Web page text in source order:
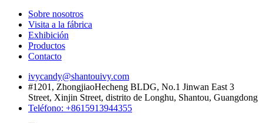
Sobre nosotros
Visita a la fábrica
Exhibición
Productos
Contacto
ivycandy@shantouivy.com
#1201, ZhongjiaoHecheng BLDG, No.1 Jinwan East 3
Street, Xinjin Street, distrito de Longhu, Shantou, Guangdong
Teléfono: +8615913944355